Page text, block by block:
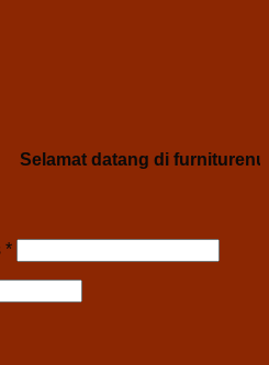
Selamat datang di
*